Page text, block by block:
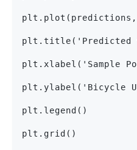
plt.plot(predictions,
plt.title('Predicted
plt.xlabel('Sample
plt.ylabel('Bicycle
plt.legend()
plt.grid()